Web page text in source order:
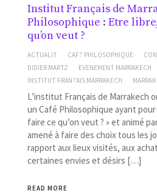
Institut Français de
Philosophique : Etre
qu’on veut ?
ACTUALIT CAF? PHILOSOPHIQUE
DIDIER MARTZ
EVENEMENT MARRAKECH
INSTITUT FRAN?AIS MARRAKECH
L’institut Français de Marrakech
un Café Philosophique ayant
faire ce qu’on veut ? » et animé
amené à faire des choix tous les
rapport aux lieux visités, aux
certaines envies et désirs […]
READ MORE